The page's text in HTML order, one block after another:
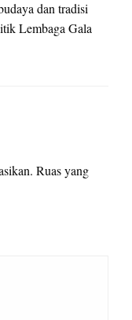
dan tradisi
Lembaga Gala
Ruas yang